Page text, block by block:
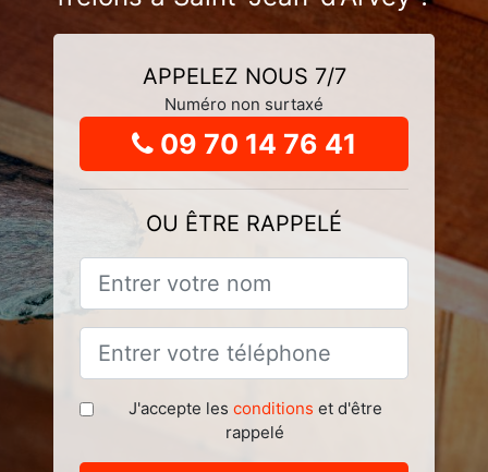
APPELEZ NOUS 7/7
Numéro non surtaxé
09 70 14 76 41
OU ÊTRE RAPPELÉ
J'accepte les conditions et d'être
rappelé